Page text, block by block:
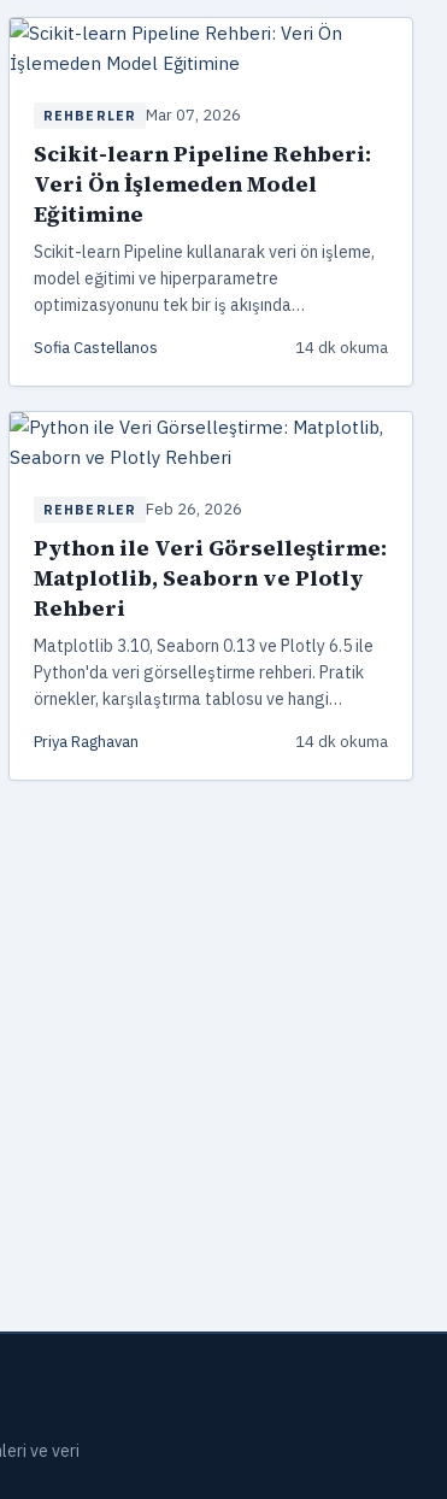
REHBERLER Mar 07, 2026
Scikit-learn Pipeline Rehberi:
Veri Ön İşlemeden Model
Eğitimine
Scikit-learn Pipeline kullanarak veri ön işleme,
model eğitimi ve hiperparametre
optimizasyonunu tek bir iş akışında
GridSearchCV ve iç içe çapraz doğrulama
örnekleriyle.
Sofia Castellanos 14 dk okuma
REHBERLER Feb 26, 2026
Python ile Veri Görselleştirme:
Matplotlib, Seaborn ve Plotly
Rehberi
Matplotlib 3.10, Seaborn 0.13 ve Plotly 6.5 ile
Python'da veri görselleştirme rehberi. Pratik
örnekler, karşılaştırma tablosu ve hangi
Priya Raghavan 14 dk okuma
ve veri